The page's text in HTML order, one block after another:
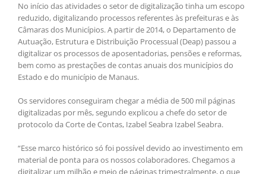
No início das atividades o setor de digitalização tinha um escopo
reduzido, digitalizando processos referentes às prefeituras e às
Câmaras dos Municípios. A partir de 2014, o Departamento de
Autuação, Estrutura e Distribuição Processual (Deap) passou a
digitalizar os processos de aposentadorias, pensões e reformas,
bem como as prestações de contas anuais dos municípios do
Estado e do município de Manaus.
Os servidores conseguiram chegar a média de 500 mil páginas
digitalizadas por mês, segundo explicou a chefe do setor de
protocolo da Corte de Contas, Izabel Seabra Izabel Seabra.
“Esse marco histórico só foi possível devido ao investimento em
material de ponta para os nossos colaboradores. Chegamos a